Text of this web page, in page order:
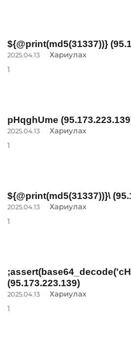
${@print(md5(31337))}
2025.04.13
Хариулах
1
pHqghUme
2025.04.13
Хариулах
1
${@print(md5(31337))}\
2025.04.13
Хариулах
1
(95.173.223.139)
2025.04.13
Хариулах
1